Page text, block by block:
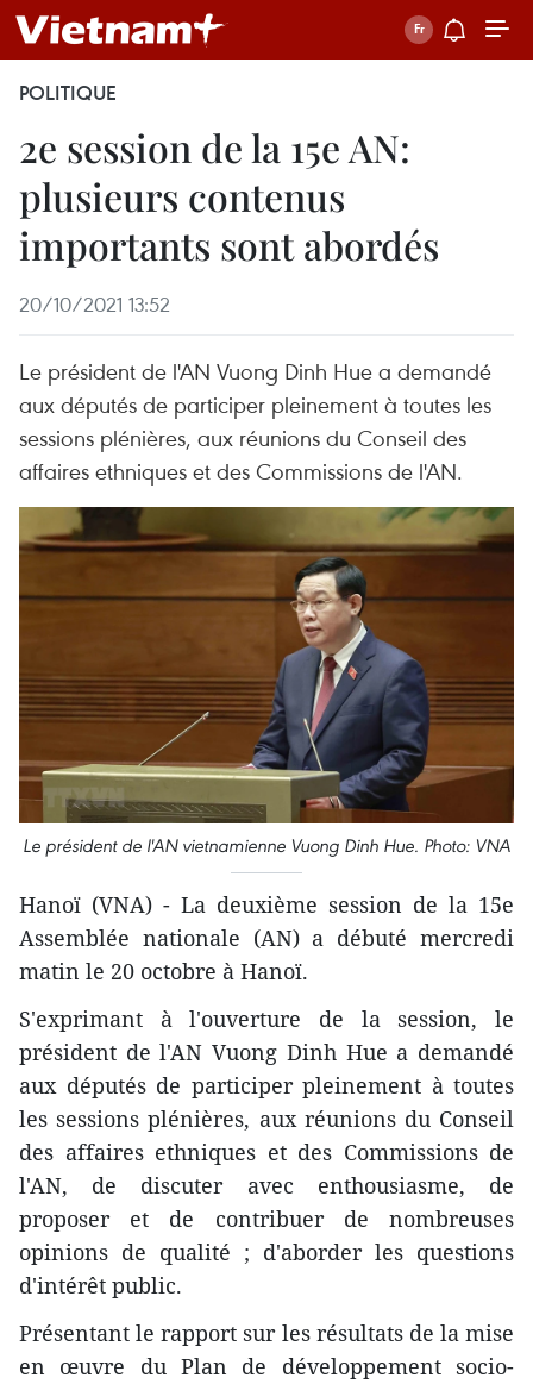
POLITIQUE
2e session de la 15e AN:
plusieurs contenus
importants sont abordés
20/10/2021 13:52
Le président de l'AN Vuong Dinh Hue a demandé
aux députés de participer pleinement à toutes les
sessions plénières, aux réunions du Conseil des
affaires ethniques et des Commissions de l'AN.
Le président de l'AN vietnamienne Vuong Dinh Hue. Photo: VNA
Hanoï (VNA) - La deuxième session de la 15e
Assemblée nationale (AN) a débuté mercredi
matin le 20 octobre à Hanoï.
S'exprimant à l'ouverture de la session, le
président de l'AN Vuong Dinh Hue a demandé
aux députés de participer pleinement à toutes
les sessions plénières, aux réunions du Conseil
des affaires ethniques et des Commissions de
l'AN, de discuter avec enthousiasme, de
proposer et de contribuer de nombreuses
opinions de qualité ; d'aborder les questions
d'intérêt public.
Présentant le rapport sur les résultats de la mise
en œuvre du Plan de développement socio-